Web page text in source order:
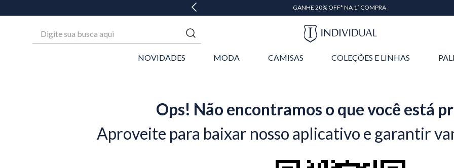
GANHE 20% OFF* NA 1ª COMPRA
NOVIDADES MODA CAMISAS COLEÇÕES E LINHAS
Ops! Não encontramos o que você está
Aproveite para baixar nosso aplicativo e garantir